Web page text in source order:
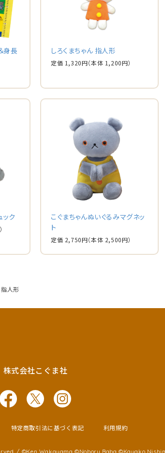
身長
しろくまちゃん 指人形
定価 1,320円（本体 1,200円）
ック
こぐまちゃんぬいぐるみマグネッ
ト
定価 2,750円（本体 2,500円）
人形
株式会社こぐま社
特定商取引法に基づく表記 利用規約
/ ©Ken Wakayama ©Noboru Baba ©Kayako